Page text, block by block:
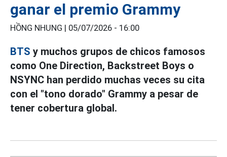
ganar el premio Grammy
HỒNG NHUNG | 05/07/2026 - 16:00
BTS y muchos grupos de chicos famosos
como One Direction, Backstreet Boys o
NSYNC han perdido muchas veces su cita
con el "tono dorado" Grammy a pesar de
tener cobertura global.